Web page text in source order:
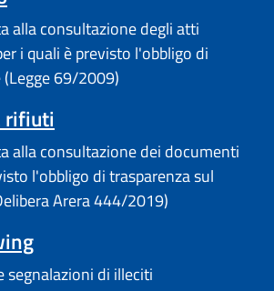
alla consultazione degli atti
i quali è previsto l'obbligo di
69/2009)
rifiuti
alla consultazione dei documenti
l'obbligo di trasparenza sul
Arera 444/2019)
segnalazioni di illeciti